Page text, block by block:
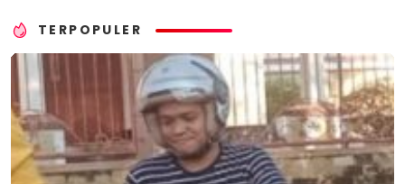
TERPOPULER